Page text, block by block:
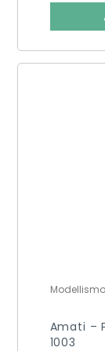
Amati –
1003